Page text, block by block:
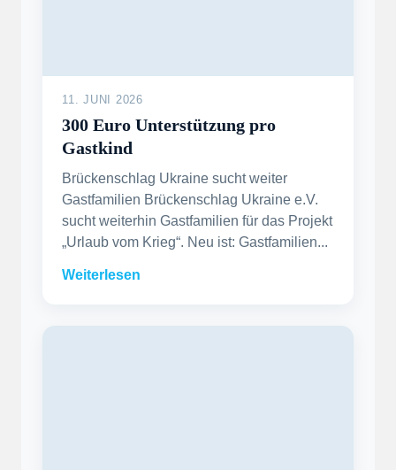
11. JUNI 2026
300 Euro Unterstützung pro
Gastkind
Brückenschlag Ukraine sucht weiter
Gastfamilien Brückenschlag Ukraine e.V.
sucht weiterhin Gastfamilien für das Projekt
„Urlaub vom Krieg“. Neu ist: Gastfamilien...
Weiterlesen